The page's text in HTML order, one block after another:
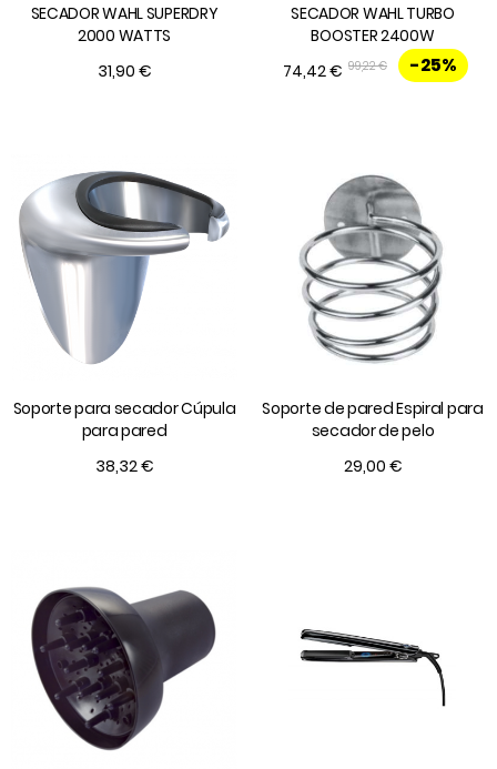
SECADOR WAHL SUPERDRY
2000 WATTS
31,90 €
SECADOR WAHL TURBO
BOOSTER 2400W
74,42 € 99,22 € -25%
Soporte para secador Cúpula
para pared
38,32 €
Soporte de pared Espiral para
secador de pelo
29,00 €